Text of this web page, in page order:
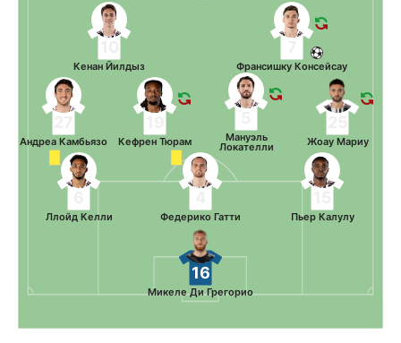
16
Микеле Ди Грегорио
Ллойд Келли Федерико Гатти Пьер Калулу
Андреа Камбьязо Кефрен Тюрам Мануэль
Локателли Жоау Мариу
Кенан Йилдыз Франсишку Консейсау